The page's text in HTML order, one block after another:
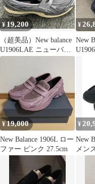
¥19,200
（超美品）New balance
U1906LAE ニューバラ
ンス 26.5cm
¥
New
¥19,000
New Balance 1906L ロー
ファー ピンク 27.5cm
¥
New
メン
古】